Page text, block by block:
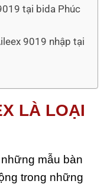
tại bida Phúc
9019 nhập tại
LÀ LOẠI
những mẫu bàn
trong những